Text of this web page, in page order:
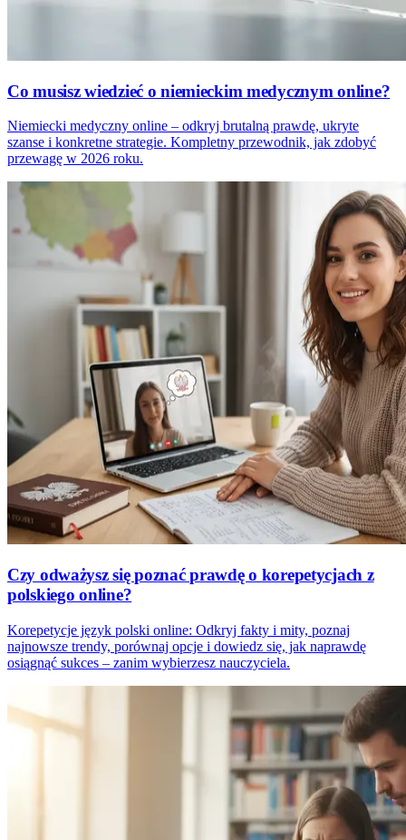
Co musisz wiedzieć o niemieckim medycznym online?
Niemiecki medyczny online – odkryj brutalną prawdę, ukryte
szanse i konkretne strategie. Kompletny przewodnik, jak zdobyć
przewagę w 2026 roku.
Czy odważysz się poznać prawdę o korepetycjach z
polskiego online?
Korepetycje język polski online: Odkryj fakty i mity, poznaj
najnowsze trendy, porównaj opcje i dowiedz się, jak naprawdę
osiągnąć sukces – zanim wybierzesz nauczyciela.